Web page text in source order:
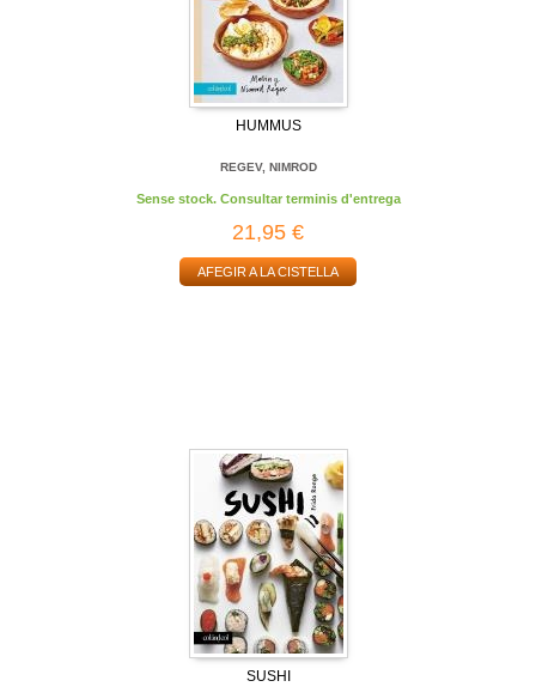
HUMMUS
REGEV, NIMROD
Sense stock. Consultar terminis d'entrega
21,95 €
AFEGIR A LA CISTELLA
SUSHI